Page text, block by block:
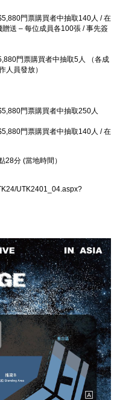
門票購買者中抽取140人 /在
贈送 – 每位成員各100張 /事先簽
門票購買者中抽取5人 （各成
人員發放）
門票購買者中抽取250人
門票購買者中抽取140人 /在
28分 (當地時間）
UTK2401_04.aspx?